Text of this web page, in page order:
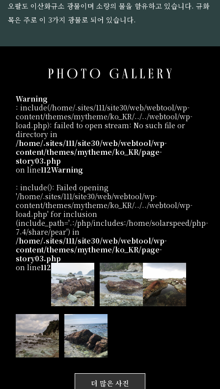
오팔도 이산화규소 광물이며 소량의 물을 함유하고 있습니다. 규화
목은 주로 이 3가지 광물로 되어 있습니다.
Warning
: include(/home/.sites/111/site30/web/webtool/wp-
content/themes/mytheme/ko_KR/../../webtool/wp-
load.php): failed to open stream: No such file or
directory in
/home/.sites/111/site30/web/webtool/wp-
content/themes/mytheme/ko_KR/page-
story03.php
on line112Warning
: include(): Failed opening
'/home/.sites/111/site30/web/webtool/wp-
content/themes/mytheme/ko_KR/../../webtool/wp-
load.php' for inclusion
(include_path='.:/php/includes:/home/solarspeed/php-
7.4/share/pear') in
/home/.sites/111/site30/web/webtool/wp-
content/themes/mytheme/ko_KR/page-
story03.php
on line112
더 많은 사진